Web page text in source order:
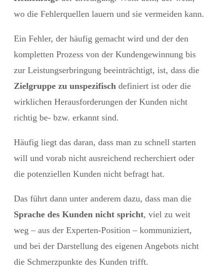
wo die Fehlerquellen lauern und sie vermeiden kann.
Ein Fehler, der häufig gemacht wird und der den
kompletten Prozess von der Kundengewinnung bis
zur Leistungserbringung beeinträchtigt, ist, dass die
Zielgruppe zu unspezifisch definiert ist oder die
wirklichen Herausforderungen der Kunden nicht
richtig be- bzw. erkannt sind.
Häufig liegt das daran, dass man zu schnell starten
will und vorab nicht ausreichend recherchiert oder
die potenziellen Kunden nicht befragt hat.
Das führt dann unter anderem dazu, dass man die
Sprache des Kunden nicht spricht, viel zu weit
weg – aus der Experten-Position – kommuniziert,
und bei der Darstellung des eigenen Angebots nicht
die Schmerzpunkte des Kunden trifft.